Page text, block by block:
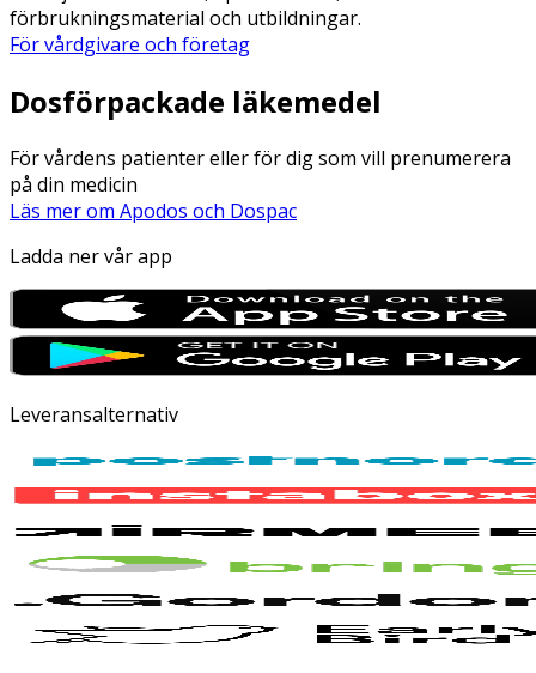
förbrukningsmaterial och utbildningar.
För vårdgivare och företag
Dosförpackade läkemedel
För vårdens patienter eller för dig som vill prenumerera
på din medicin
Läs mer om Apodos och Dospac
Ladda ner vår app
Leveransalternativ